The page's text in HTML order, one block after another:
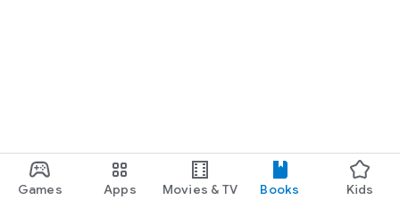
Games Apps Movies & TV Books Kids